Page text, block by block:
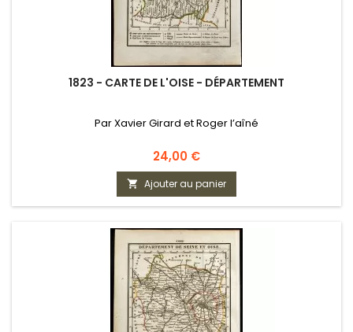
1823 - CARTE DE L'OISE - DÉPARTEMENT
Par Xavier Girard et Roger l’aîné
Prix
24,00 €
 Ajouter au panier